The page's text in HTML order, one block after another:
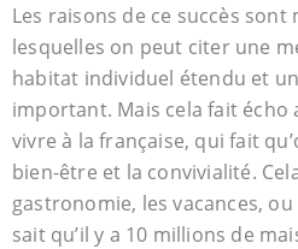
Les raisons de ce succès
lesquelles on peut citer une
habitat individuel étendu et
important. Mais cela fait écho
vivre à la française, qui fait
bien-être et la convivialité.
gastronomie, les vacances,
sait qu’il y a 10 millions de